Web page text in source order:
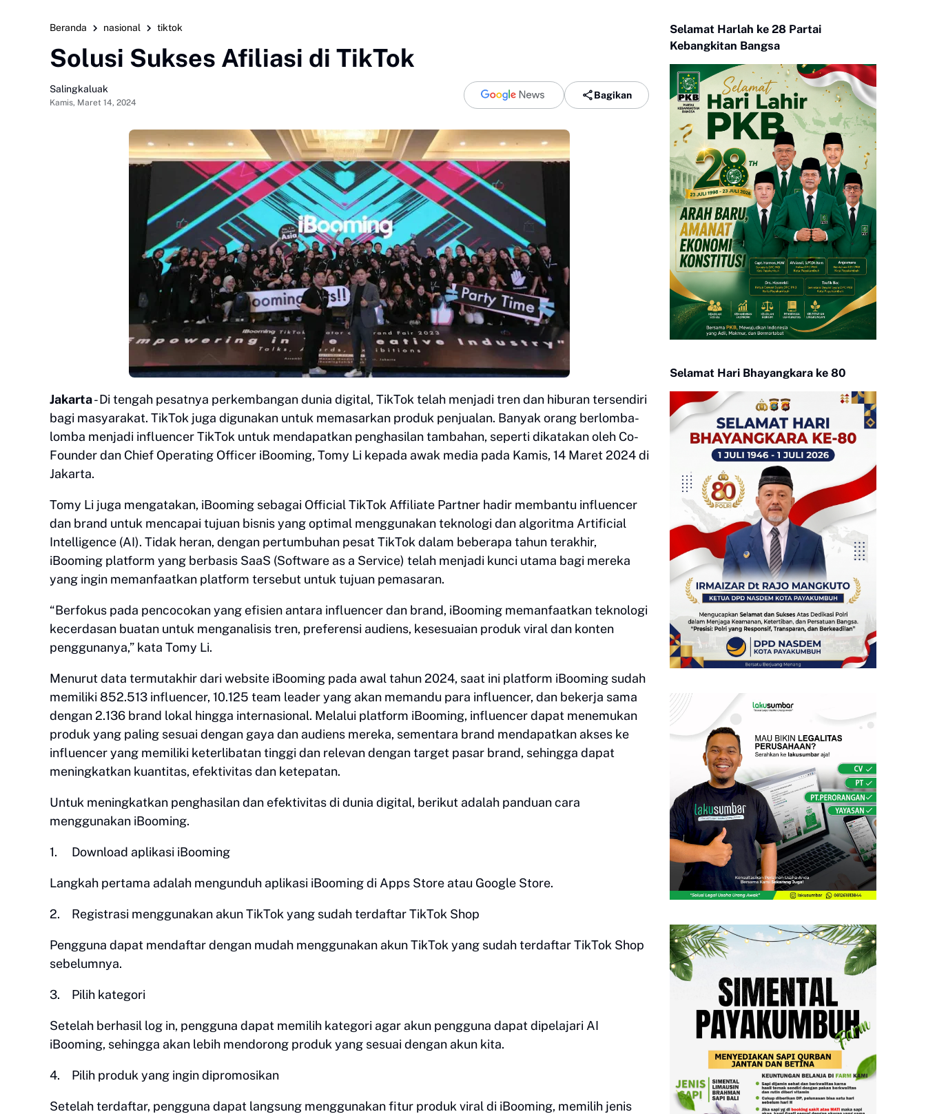
Beranda nasional tiktok
Solusi Sukses Afiliasi di TikTok
Salingkaluak
Kamis, Maret 14, 2024
Bagikan
Jakarta- Di tengah pesatnya perkembangan dunia digital, TikTok telah menjadi tren dan hiburan tersendiri
bagi masyarakat. TikTok juga digunakan untuk memasarkan produk penjualan. Banyak orang berlomba-
lomba menjadi influencer TikTok untuk mendapatkan penghasilan tambahan, seperti dikatakan oleh Co-
Founder dan Chief Operating Officer iBooming, Tomy Li kepada awak media pada Kamis, 14 Maret 2024 di
Jakarta.
Tomy Li juga mengatakan, iBooming sebagai Official TikTok Affiliate Partner hadir membantu influencer
dan brand untuk mencapai tujuan bisnis yang optimal menggunakan teknologi dan algoritma Artificial
Intelligence (AI). Tidak heran, dengan pertumbuhan pesat TikTok dalam beberapa tahun terakhir,
iBooming platform yang berbasis SaaS (Software as a Service) telah menjadi kunci utama bagi mereka
yang ingin memanfaatkan platform tersebut untuk tujuan pemasaran.
“Berfokus pada pencocokan yang efisien antara influencer dan brand, iBooming memanfaatkan teknologi
kecerdasan buatan untuk menganalisis tren, preferensi audiens, kesesuaian produk viral dan konten
penggunanya,” kata Tomy Li.
Menurut data termutakhir dari website iBooming pada awal tahun 2024, saat ini platform iBooming sudah
memiliki 852.513 influencer, 10.125 team leader yang akan memandu para influencer, dan bekerja sama
dengan 2.136 brand lokal hingga internasional. Melalui platform iBooming, influencer dapat menemukan
produk yang paling sesuai dengan gaya dan audiens mereka, sementara brand mendapatkan akses ke
influencer yang memiliki keterlibatan tinggi dan relevan dengan target pasar brand, sehingga dapat
meningkatkan kuantitas, efektivitas dan ketepatan.
Untuk meningkatkan penghasilan dan efektivitas di dunia digital, berikut adalah panduan cara
menggunakan iBooming.
1. Download aplikasi iBooming
Langkah pertama adalah mengunduh aplikasi iBooming di Apps Store atau Google Store.
2. Registrasi menggunakan akun TikTok yang sudah terdaftar TikTok Shop
Pengguna dapat mendaftar dengan mudah menggunakan akun TikTok yang sudah terdaftar TikTok Shop
sebelumnya.
3. Pilih kategori
Setelah berhasil log in, pengguna dapat memilih kategori agar akun pengguna dapat dipelajari AI
iBooming, sehingga akan lebih mendorong produk yang sesuai dengan akun kita.
4. Pilih produk yang ingin dipromosikan
Setelah terdaftar, pengguna dapat langsung menggunakan fitur produk viral di iBooming, memilih jenis
Selamat Harlah ke 28 Partai
Kebangkitan Bangsa
Selamat Hari Bhayangkara ke 80